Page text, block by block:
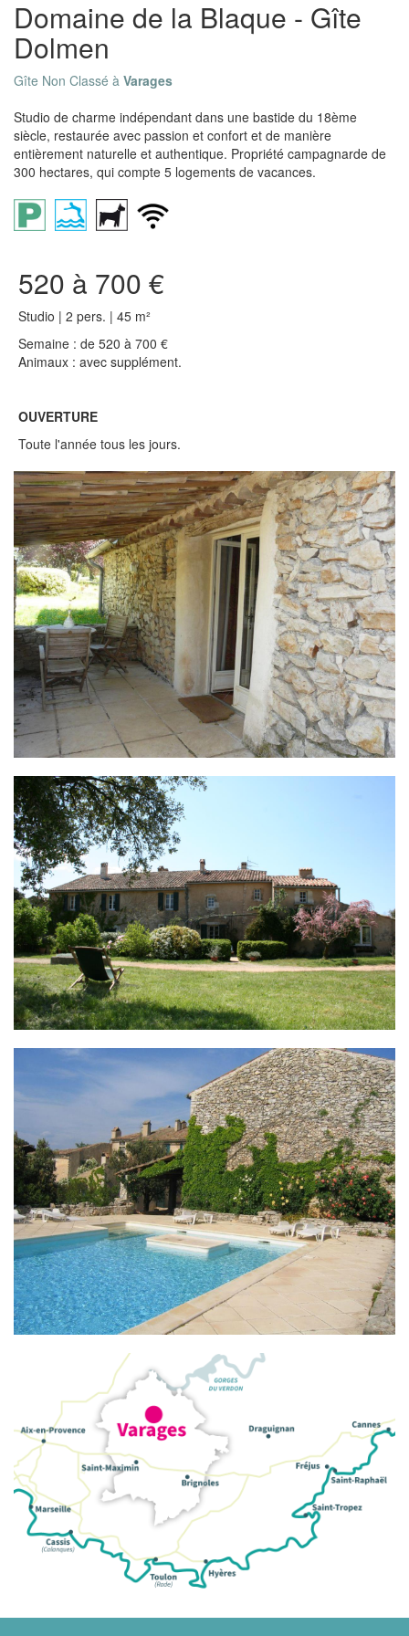
Domaine de la Blaque - Gîte
Dolmen
Gîte Non Classé à Varages
Studio de charme indépendant dans une bastide du 18ème
siècle, restaurée avec passion et confort et de manière
entièrement naturelle et authentique. Propriété campagnarde de
300 hectares, qui compte 5 logements de vacances.
520 à 700 €
Studio | 2 pers. | 45 m²
Semaine : de 520 à 700 €
Animaux : avec supplément.
OUVERTURE
Toute l'année tous les jours.